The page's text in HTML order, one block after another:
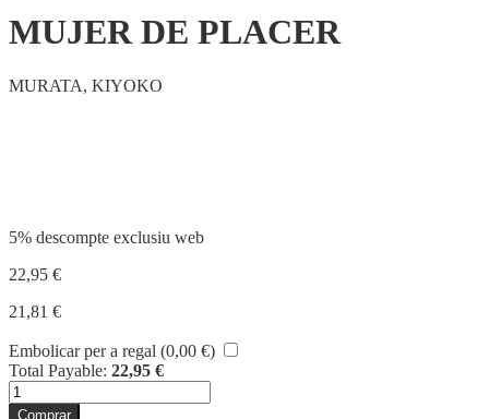
MUJER DE PLACER
MURATA, KIYOKO
5% descompte exclusiu web
22,95 €
21,81 €
Embolicar per a regal (0,00 €)
Total Payable: 22,95 €
quantitat
deComprar